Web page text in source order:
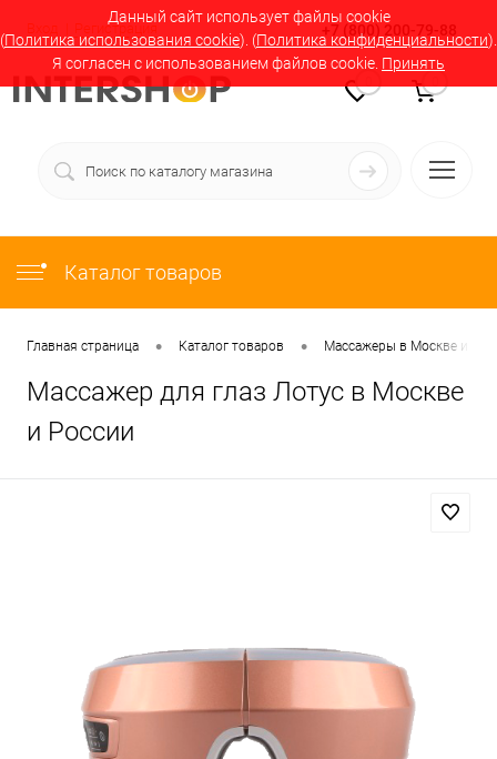
Данный сайт использует файлы cookie
(Политика использования cookie). (Политика конфиденциальности).
Я согласен с использованием файлов cookie. Принять
Вход Регистрация +7 (800) 200-79-88
Каталог товаров
Главная страница • Каталог товаров • Массажеры в Москве и
Массажер для глаз Лотус в Москве
и России